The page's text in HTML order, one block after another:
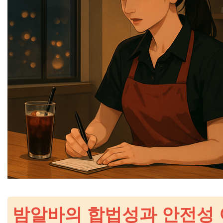
밤알바의 합법성과 안전성